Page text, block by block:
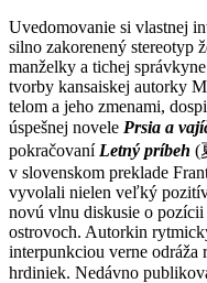
Uvedomovanie si vlastnej
silno zakorenený stereotyp
manželky a tichej
tvorby kansaiskej autorky
telom a jeho zmenami,
úspešnej novele Prsia a
pokračovaní Letný príbeh (
v slovenskom preklade
vyvolali nielen veľký
novú vlnu diskusie o
ostrovoch. Autorkin
interpunkciou verne
hrdiniek. Nedávno